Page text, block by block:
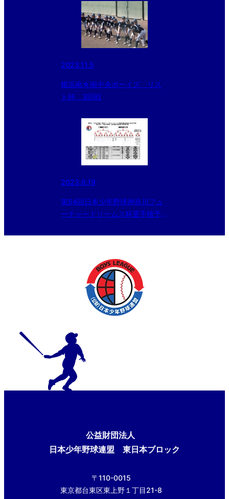
2023.11.5
横浜南☆南中央ボーイズ リス
ト杯 3回戦
2023.6.19
第54回日本少年野球神奈川フュ
ーチャードリームス杯選手権予選
公益財団法人
日本少年野球連盟 東日本ブロック
〒110-0015
東京都台東区東上野１丁目21-8